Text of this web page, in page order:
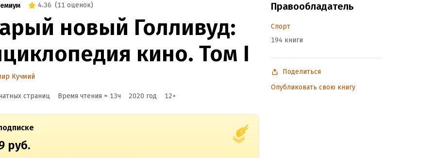
4.36 (11 оценок)
новый Голливуд:
кино. Том I
Кучмий
страниц Время чтения ≈ 13ч 2020 год 12+
руб.
Правообладатель
Спорт
194 книги
Поделиться
Опубликовать свою книгу